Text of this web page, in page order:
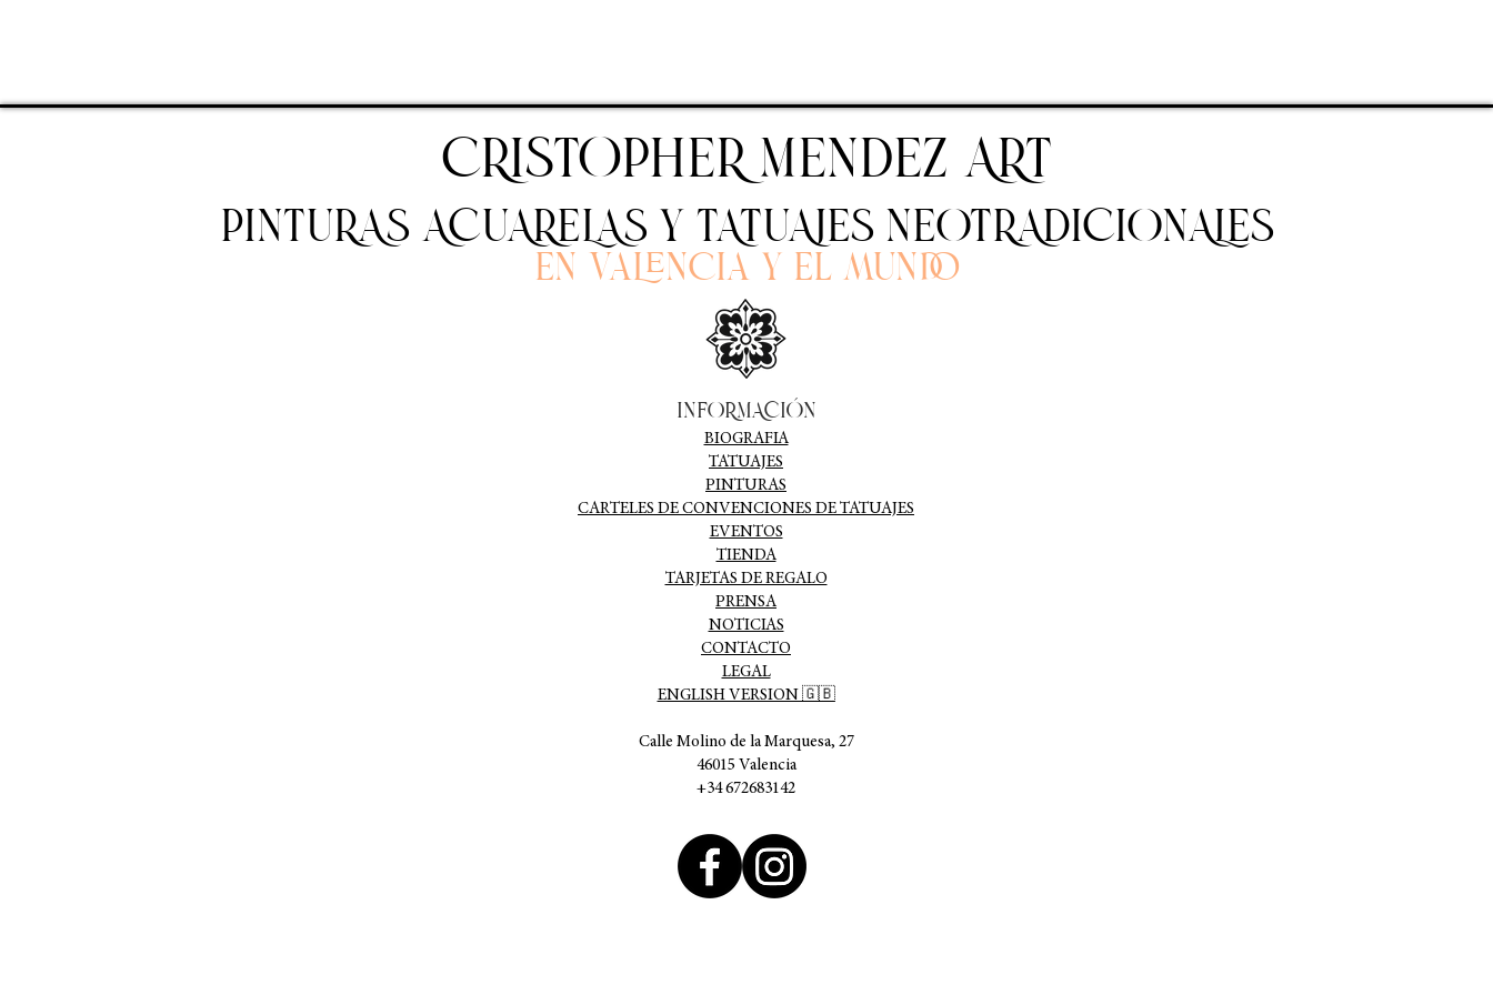
CRISTOPHER MENDEZ ART
PINTURAS ACUARELAS Y TATUAJES NEOTRADICIONALES
En Valencia y el mundo
INFORMACIÓN
BIOGRAFIA
TATUAJES
PINTURAS
CARTELES DE CONVENCIONES DE TATUAJES
EVENTOS
TIENDA
TARJETAS DE REGALO
PRENSA
NOTICIAS
CONTACTO
LEGAL
ENGLISH VERSION 🇬🇧
Calle Molino de la Marquesa, 27
46015 Valencia
+34 672683142